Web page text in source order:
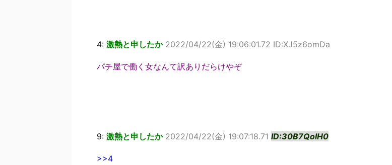
4: 激熱と申したか 2022/04/22(金) 19:06:01.72 ID:XJ5z6omDa
パチ屋で働く女なんて訳ありだらけやぞ
9: 激熱と申したか 2022/04/22(金) 19:07:18.71 ID:30B7QolH0
>>4